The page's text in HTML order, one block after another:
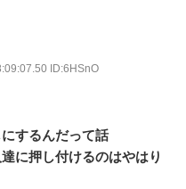
ID:6HSnO
するんだって話
に押し付けるのはやはり